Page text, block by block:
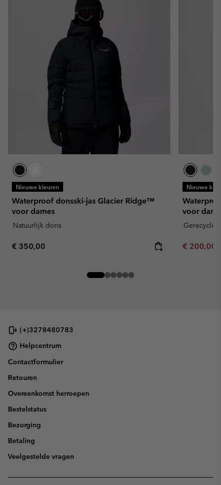
Nieuwe kleuren
Waterproof donsski-jas Glacier Ridge™
voor dames
Natuurlijk dons
Regular price:
€ 350,00
Nieuwe
voor
Minimum
€ 200,00
(+)3278480783
Helpcentrum
Contactformulier
Retouren
Overeenkomst herroepen
Bestelstatus
Bezorging
Betaling
Veelgestelde vragen